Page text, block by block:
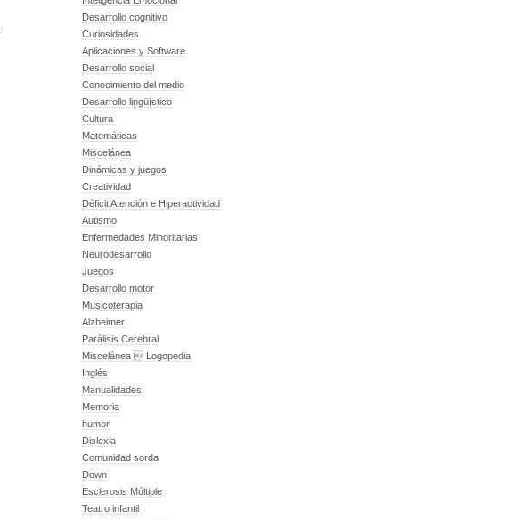
Desarrollo cognitivo
Curiosidades
Aplicaciones y Software
Desarrollo social
Conocimiento del medio
Desarrollo lingüístico
Cultura
Matemáticas
Miscelánea
Dinámicas y juegos
Creatividad
Déficit Atención e Hiperactividad
Autismo
Enfermedades Minoritarias
Neurodesarrollo
Juegos
Desarrollo motor
Musicoterapia
Alzheimer
Parálisis Cerebral
Miscelánea  Logopedia
Inglés
Manualidades
Memoria
humor
Dislexia
Comunidad sorda
Down
Esclerosis Múltiple
Teatro infantil